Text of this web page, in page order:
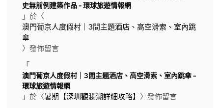
史無前例建築作品 - 環球旅遊情報網
」於〈
澳門葡京人度假村｜3間主題酒店、高空滑索、室內跳
傘
〉發佈留言
「
澳門葡京人度假村｜3間主題酒店、高空滑索、室內跳傘 -
環球旅遊情報網
」於〈暑期【深圳觀瀾湖詳細攻略】 〉發佈留言